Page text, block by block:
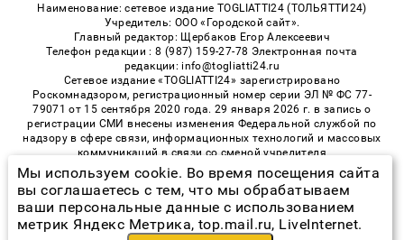
Наименование: сетевое издание TOGLIATTI24 (ТОЛЬЯТТИ24)
Учредитель: ООО «Городской сайт».
Главный редактор: Щербаков Егор Алексеевич
Телефон редакции : 8 (987) 159-27-78 Электронная почта
редакции: info@togliatti24.ru
Сетевое издание «TOGLIATTI24» зарегистрировано
Роскомнадзором, регистрационный номер серии ЭЛ № ФС 77-
79071 от 15 сентября 2020 года. 29 января 2026 г. в запись о
регистрации СМИ внесены изменения Федеральной службой по
надзору в сфере связи, информационных технологий и массовых
коммуникаций в связи со сменой учредителя
Возрастная категория сайта 16+
«Togliatti24» © 2014. Использование материалов сайта
Togliatti24 разрешено исключительно с указанием активной
гиперссылки на материал.
Мы используем cookie. Во время посещения сайта
вы соглашаетесь с тем, что мы обрабатываем
ваши персональные данные с использованием
метрик Яндекс Метрика, top.mail.ru, LiveInternet.